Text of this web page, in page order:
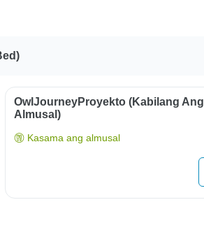
OwlJourneyProyekto (Kabilang Ang
Almusal)
Kasama ang almusal